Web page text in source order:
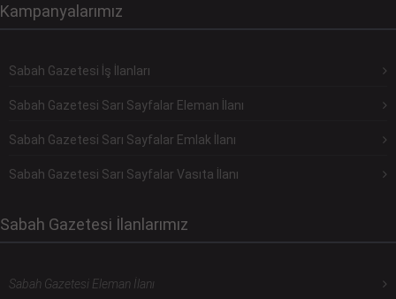
Kampanyalarımız
Sabah Gazetesi İş İlanları
Sabah Gazetesi Sarı Sayfalar Eleman İlanı
Sabah Gazetesi Sarı Sayfalar Emlak İlanı
Sabah Gazetesi Sarı Sayfalar Vasıta İlanı
Sabah Gazetesi İlanlarımız
Sabah Gazetesi Eleman İlanı